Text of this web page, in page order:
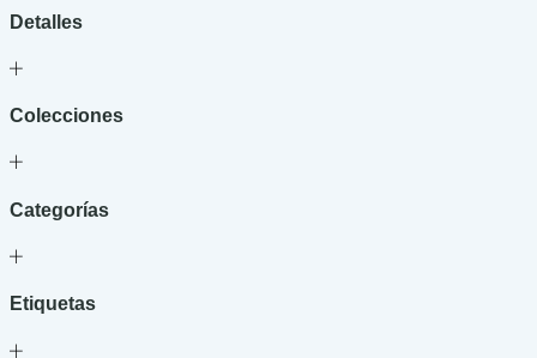
Detalles
Colecciones
Categorías
Etiquetas